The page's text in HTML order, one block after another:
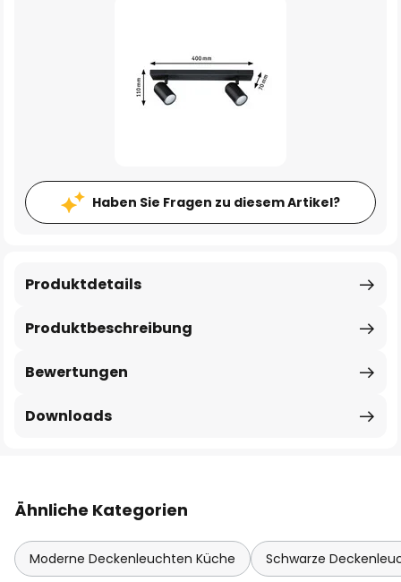
Haben Sie Fragen zu diesem Artikel?
Produktbeschreibung
Produktdetails
Bewertungen
Downloads
Ähnliche Kategorien
Moderne Deckenleuchten Küche Schwarze